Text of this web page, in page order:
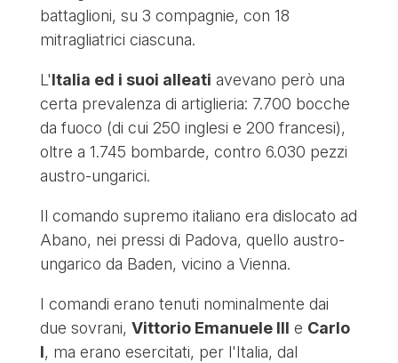
battaglioni, su 3 compagnie, con 18
mitragliatrici ciascuna.
L'Italia ed i suoi alleati avevano però una
certa prevalenza di artiglieria: 7.700 bocche
da fuoco (di cui 250 inglesi e 200 francesi),
oltre a 1.745 bombarde, contro 6.030 pezzi
austro-ungarici.
Il comando supremo italiano era dislocato ad
Abano, nei pressi di Padova, quello austro-
ungarico da Baden, vicino a Vienna.
I comandi erano tenuti nominalmente dai
due sovrani, Vittorio Emanuele III e Carlo
I, ma erano esercitati, per l'Italia, dal